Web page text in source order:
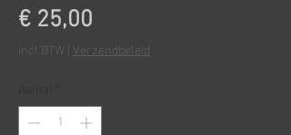
€ 25,00
incl.BTW Verzendbeleid